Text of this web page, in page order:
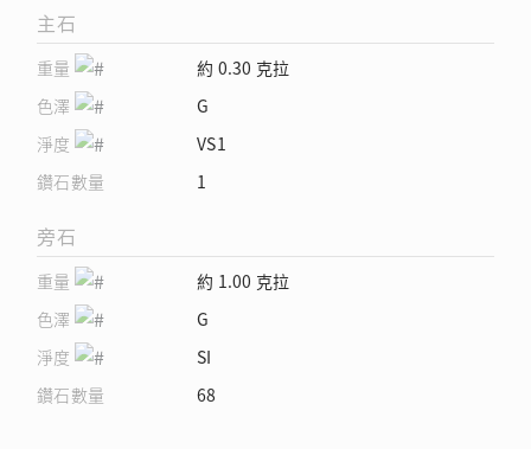
主石
重量
約 0.30 克拉
色澤
G
淨度
VS1
鑽石數量
1
旁石
重量
約 1.00 克拉
色澤
G
淨度
SI
鑽石數量
68